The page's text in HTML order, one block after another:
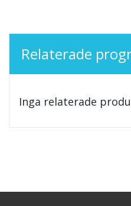
Relaterade
Inga relaterade